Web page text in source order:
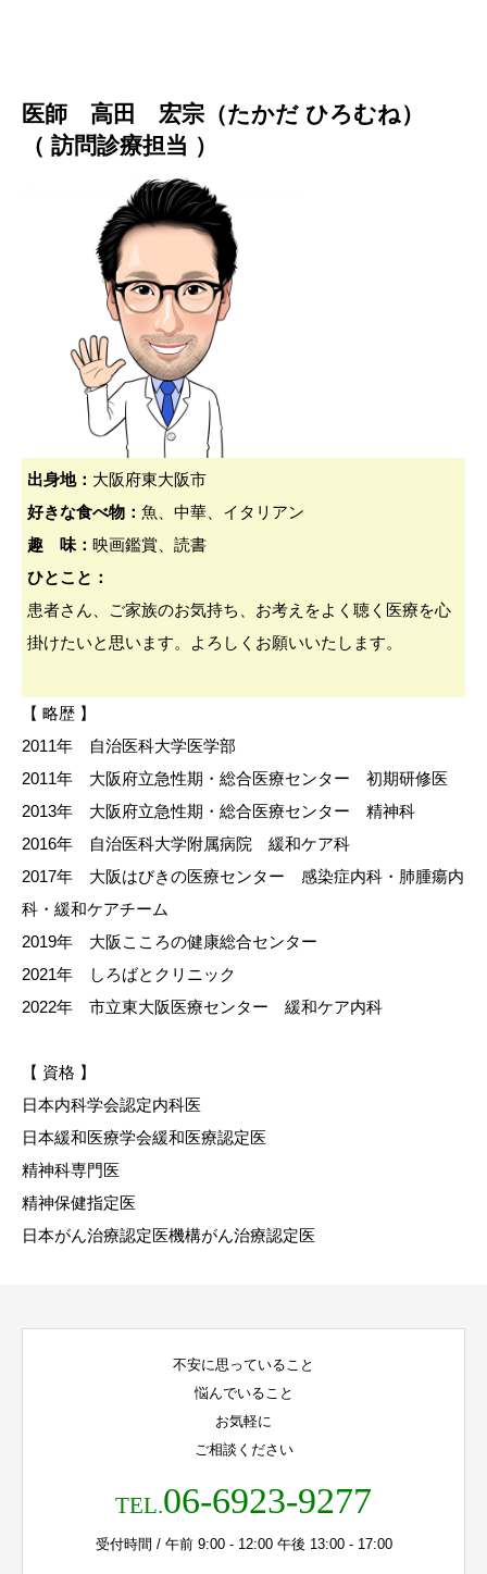
医師 高田 宏宗（たかだ ひろむね）
（ 訪問診療担当 ）
出身地： 大阪府東大阪市
好きな食べ物： 魚、中華、イタリアン
趣 味： 映画鑑賞、読書
ひとこと：
患者さん、ご家族のお気持ち、お考えをよく聴く医療を心
掛けたいと思います。よろしくお願いいたします。
【 略歴 】
2011年 自治医科大学医学部
2011年 大阪府立急性期・総合医療センター 初期研修医
2013年 大阪府立急性期・総合医療センター 精神科
2016年 自治医科大学附属病院 緩和ケア科
2017年 大阪はびきの医療センター 感染症内科・肺腫瘍内
科・緩和ケアチーム
2019年 大阪こころの健康総合センター
2021年 しろばとクリニック
2022年 市立東大阪医療センター 緩和ケア内科
【 資格 】
日本内科学会認定内科医
日本緩和医療学会緩和医療認定医
精神科専門医
精神保健指定医
日本がん治療認定医機構がん治療認定医
不安に思っていること
悩んでいること
お気軽に
ご相談ください
TEL.06-6923-9277
受付時間 / 午前 9:00 - 12:00 午後 13:00 - 17:00